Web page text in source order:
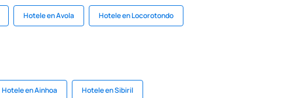
Hotele en Avola Hotele en Locorotondo
Hotele en Ainhoa Hotele en Sibiril